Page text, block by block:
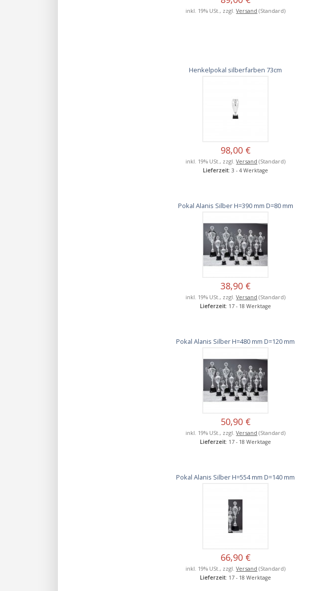
inkl. 19% USt., zzgl.Versand (Standard)
Henkelpokal silberfarben 73cm
98,00 €
inkl. 19% USt., zzgl.Versand (Standard)
Lieferzeit: 3 - 4 Werktage
Pokal Alanis Silber H=390 mm D=80 mm
38,90 €
inkl. 19% USt., zzgl.Versand (Standard)
Lieferzeit: 17 - 18 Werktage
Pokal Alanis Silber H=480 mm D=120 mm
50,90 €
inkl. 19% USt., zzgl.Versand (Standard)
Lieferzeit: 17 - 18 Werktage
Pokal Alanis Silber H=554 mm D=140 mm
66,90 €
inkl. 19% USt., zzgl.Versand (Standard)
Lieferzeit: 17 - 18 Werktage